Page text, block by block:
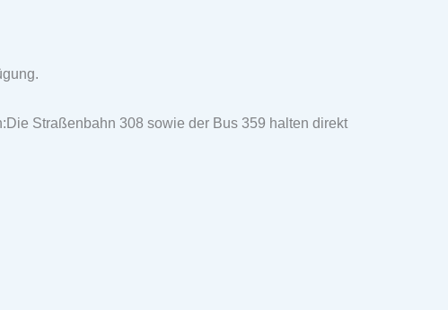
Straßenbahn 308 sowie der Bus 359 halten direkt